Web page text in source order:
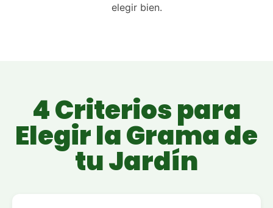
elegir bien.
4 Criterios para
Elegir la Grama de
tu Jardín